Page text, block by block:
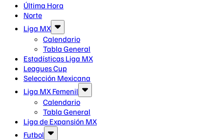
Última Hora
Norte
Liga MX
Calendario
Tabla General
Estadísticas Liga MX
Leagues Cup
Selección Mexicana
Liga MX Femenil
Calendario
Tabla General
Liga de Expansión MX
Futbol